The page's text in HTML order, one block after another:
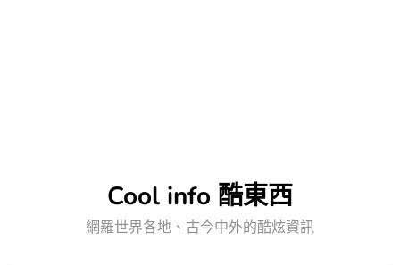
Cool info 酷東西
網羅世界各地、古今中外的酷炫資訊